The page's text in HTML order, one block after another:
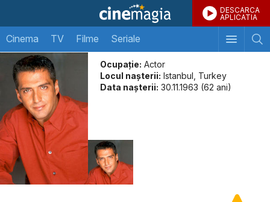
DESCARCA
APLICATIA
Cinema TV Filme Seriale
Ocupație: Actor
Locul naşterii: Istanbul, Turkey
Data naşterii: 30.11.1963 (62 ani)